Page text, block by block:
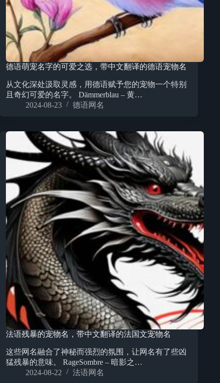
德语萌宠名字的可爱之选，带中文翻译的德语宠物名
从文化深处汲取灵感，用德语赋予您的宠物一个特别
且奇幻可爱的名字。 Dämmerblau – 黄…
2024-08-23
德语网名
法语残暴的宠物名，带中文翻译的法国文宠物名
这些网名融合了神秘而强烈的氛围，让网名有了些凶
猛残暴的意味。 RageSombre – 暗影之…
2024-08-22
法语网名